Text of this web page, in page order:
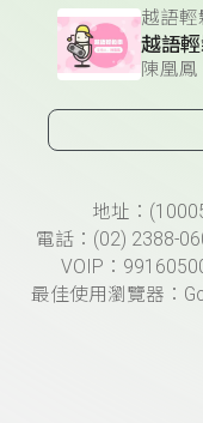
越語輕
陳凰鳳
頁尾資訊地址：
電話：(02) 2388-
VOIP：
最佳使用瀏覽器：